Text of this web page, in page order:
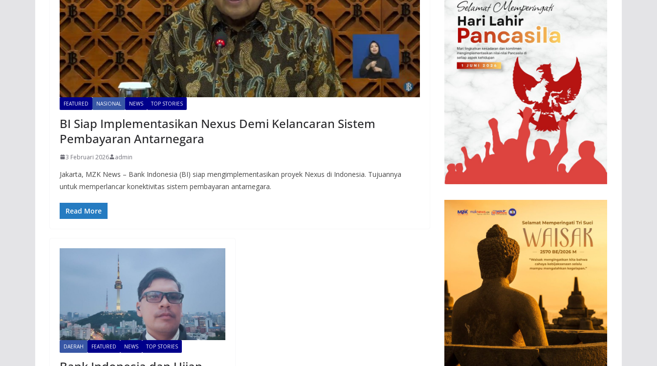
FEATURED NASIONAL NEWS TOP STORIES
BI Siap Implementasikan Nexus Demi Kelancaran Sistem
Pembayaran Antarnegara
3 Februari 2026 admin
Jakarta, MZK News – Bank Indonesia (BI) siap mengimplementasikan proyek Nexus di Indonesia. Tujuannya
untuk memperlancar konektivitas sistem pembayaran antarnegara.
Read More
DAERAH FEATURED NEWS TOP STORIES